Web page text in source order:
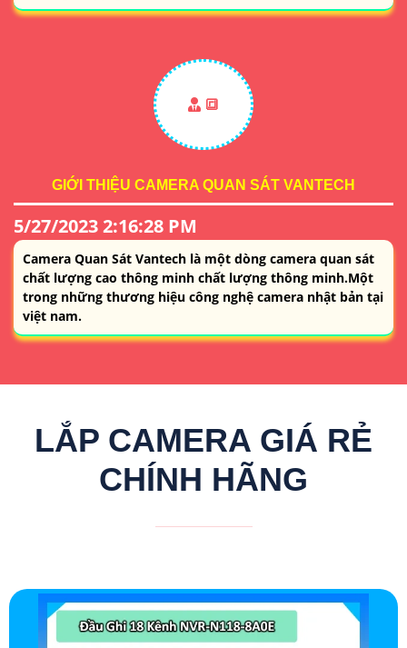
🔳
GIỚI THIỆU CAMERA QUAN SÁT VANTECH
5/27/2023 2:16:28 PM
Camera Quan Sát Vantech là một dòng camera quan sát
chất lượng cao thông minh chất lượng thông minh.Một
trong những thương hiệu công nghệ camera nhật bản tại
việt nam.
LẮP CAMERA GIÁ RẺ
CHÍNH HÃNG